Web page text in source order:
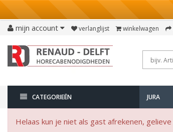
mijn account verlanglijst winkelwagen
CATEGORIEËN JURA
Helaas kun je niet als gast afrekenen,